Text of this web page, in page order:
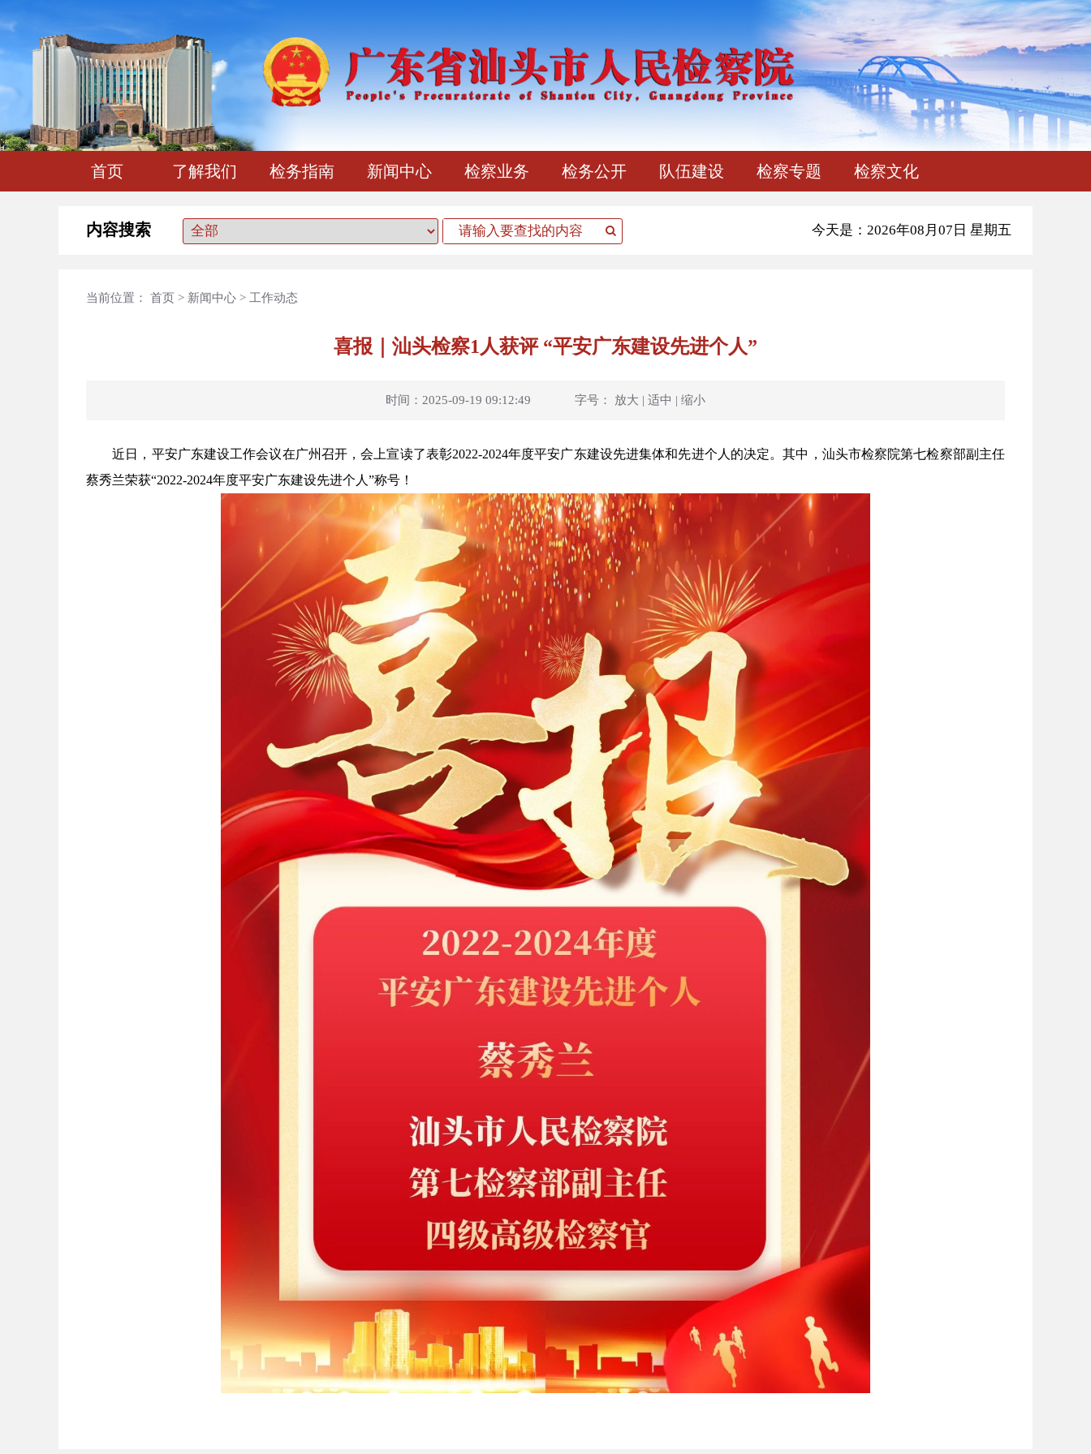
首页 了解我们 检务指南 新闻中心 检察业务 检务公开 队伍建设 检察专题 检察文化
内容搜索 今天是：2026年08月07日 星期五
当前位置： 首页 > 新闻中心 > 工作动态
喜报｜汕头检察1人获评 “平安广东建设先进个人”
时间：2025-09-19 09:12:49 字号： 放大 | 适中 | 缩小
近日，平安广东建设工作会议在广州召开，会上宣读了表彰2022-2024年度平安广东建设先进集体和先进个人的决定。其中，汕头市检察院第七检察部副主任
蔡秀兰荣获“2022-2024年度平安广东建设先进个人”称号！